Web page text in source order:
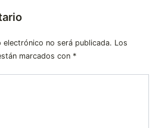
electrónico no será publicada. Los
marcados con *